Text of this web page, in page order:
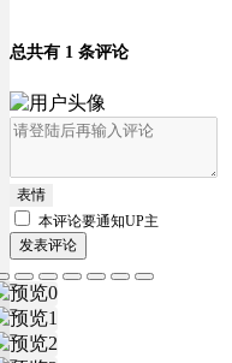
总共有 1 条评论
表情
本评论要通知UP主
发表评论